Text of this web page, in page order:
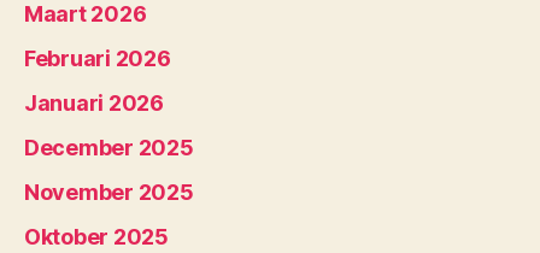
Maart 2026
Februari 2026
Januari 2026
December 2025
November 2025
Oktober 2025